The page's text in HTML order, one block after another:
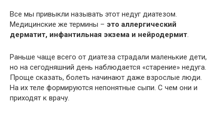
Все мы привыкли называть этот недуг диатезом.
Медицинские же термины – это аллергический
дерматит, инфантильная экзема и нейродермит.
Раньше чаще всего от диатеза страдали маленькие дети,
но на сегодняшний день наблюдается «старение» недуга.
Проще сказать, болеть начинают даже взрослые люди.
На их теле формируются непонятные сыпи. С чем они и
приходят к врачу.